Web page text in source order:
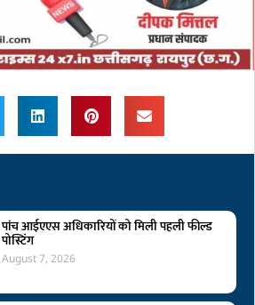
पांच आईएएस अधिकारियों को मिली पहली फील्ड
पोस्टिंग
August 7, 2026